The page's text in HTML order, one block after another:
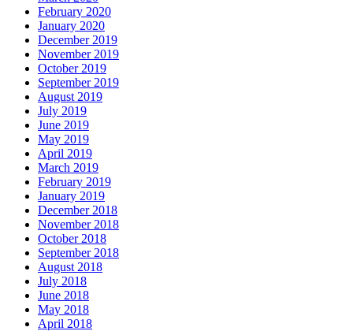
February 2020
January 2020
December 2019
November 2019
October 2019
September 2019
August 2019
July 2019
June 2019
May 2019
April 2019
March 2019
February 2019
January 2019
December 2018
November 2018
October 2018
September 2018
August 2018
July 2018
June 2018
May 2018
April 2018